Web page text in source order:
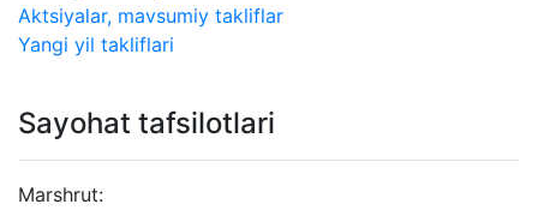
Aktsiyalar, mavsumiy takliflar
Yangi yil takliflari
Sayohat tafsilotlari
Marshrut: